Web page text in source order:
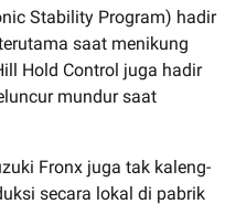
Stability Program) hadir
saat menikung
Hold Control juga hadir
mundur saat
Fronx juga tak kaleng-
secara lokal di pabrik